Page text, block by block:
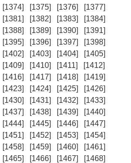
[1374] [1375] [1376]
[1377]
[1381] [1382] [1383]
[1384]
[1388] [1389] [1390]
[1391]
[1395] [1396] [1397]
[1398]
[1402] [1403] [1404]
[1405]
[1409] [1410] [1411]
[1412]
[1416] [1417] [1418]
[1419]
[1423] [1424] [1425]
[1426]
[1430] [1431] [1432]
[1433]
[1437] [1438] [1439]
[1440]
[1444] [1445] [1446]
[1447]
[1451] [1452] [1453]
[1454]
[1458] [1459] [1460]
[1461]
[1465] [1466] [1467]
[1468]